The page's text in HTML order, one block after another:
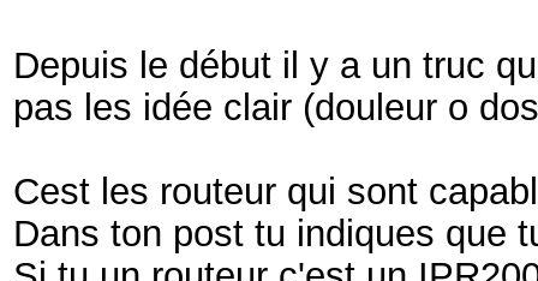
Depuis le début il y a un truc
pas les idée clair (douleur o
Cest les routeur qui sont
Dans ton post tu indiques que